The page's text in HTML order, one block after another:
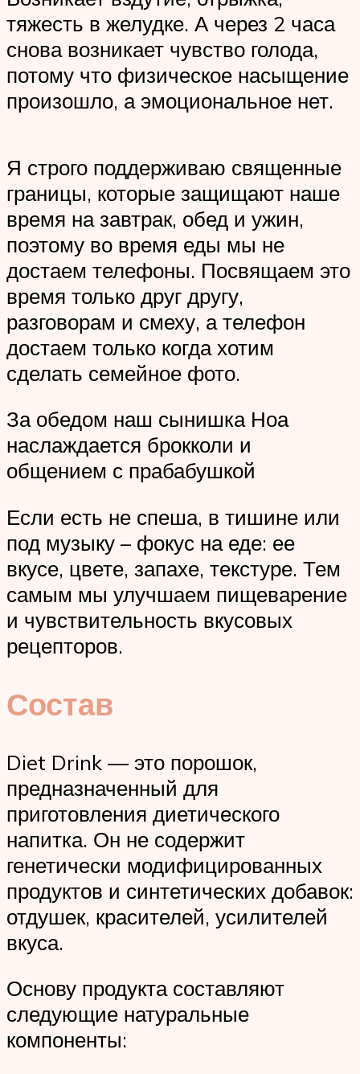
тяжесть в желудке. А через 2 часа
снова возникает чувство голода,
потому что физическое насыщение
произошло, а эмоциональное нет.
Я строго поддерживаю священные
границы, которые защищают наше
время на завтрак, обед и ужин,
поэтому во время еды мы не
достаем телефоны. Посвящаем это
время только друг другу,
разговорам и смеху, а телефон
достаем только когда хотим
сделать семейное фото.
За обедом наш сынишка Ноа
наслаждается брокколи и
общением с прабабушкой
Если есть не спеша, в тишине или
под музыку – фокус на еде: ее
вкусе, цвете, запахе, текстуре. Тем
самым мы улучшаем пищеварение
и чувствительность вкусовых
рецепторов.
Состав
Diet Drink — это порошок,
предназначенный для
приготовления диетического
напитка. Он не содержит
генетически модифицированных
продуктов и синтетических добавок:
отдушек, красителей, усилителей
вкуса.
Основу продукта составляют
следующие натуральные
компоненты: